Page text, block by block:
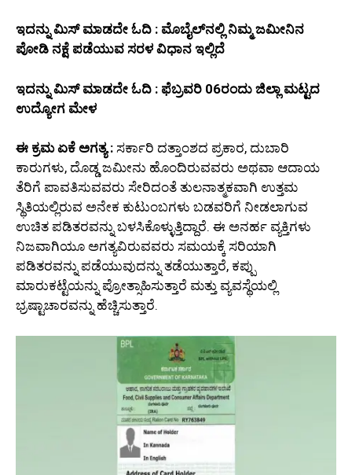
ಇದನ್ನು ಮಿಸ್‌ ಮಾಡದೇ ಓದಿ : ಮೊಬೈಲ್‌ನಲ್ಲಿ ನಿಮ್ಮ ಜಮೀನಿನ
ಪೋಡಿ ನಕ್ಷೆ ಪಡೆಯುವ ಸರಳ ವಿಧಾನ ಇಲ್ಲಿದೆ
ಇದನ್ನು ಮಿಸ್‌ ಮಾಡದೇ ಓದಿ : ಫೆಬ್ರವರಿ 06ರಂದು ಜಿಲ್ಲಾ ಮಟ್ಟದ
ಉದ್ಯೋಗ ಮೇಳ
ಈ ಕ್ರಮ ಏಕೆ ಅಗತ್ಯ : ಸರ್ಕಾರಿ ದತ್ತಾಂಶದ ಪ್ರಕಾರ, ದುಬಾರಿ
ಕಾರುಗಳು, ದೊಡ್ಡ ಜಮೀನು ಹೊಂದಿರುವವರು ಅಥವಾ ಆದಾಯ
ತೆರಿಗೆ ಪಾವತಿಸುವವರು ಸೇರಿದಂತೆ ತುಲನಾತ್ಮಕವಾಗಿ ಉತ್ತಮ
ಸ್ಥಿತಿಯಲ್ಲಿರುವ ಅನೇಕ ಕುಟುಂಬಗಳು ಬಡವರಿಗೆ ನೀಡಲಾಗುವ
ಉಚಿತ ಪಡಿತರವನ್ನು ಬಳಸಿಕೊಳ್ಳುತ್ತಿದ್ದಾರೆ. ಈ ಅನರ್ಹ ವ್ಯಕ್ತಿಗಳು
ನಿಜವಾಗಿಯೂ ಅಗತ್ಯವಿರುವವರು ಸಮಯಕ್ಕೆ ಸರಿಯಾಗಿ
ಪಡಿತರವನ್ನು ಪಡೆಯುವುದನ್ನು ತಡೆಯುತ್ತಾರೆ, ಕಪ್ಪು
ಮಾರುಕಟ್ಟೆಯನ್ನು ಪ್ರೋತ್ಸಾಹಿಸುತ್ತಾರೆ ಮತ್ತು ವ್ಯವಸ್ಥೆಯಲ್ಲಿ
ಭ್ರಷ್ಟಾಚಾರವನ್ನು ಹೆಚ್ಚಿಸುತ್ತಾರೆ.